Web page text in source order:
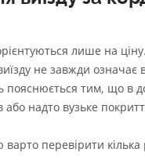
лише на
не завжди означає
пояснюється тим, що в
або надто вузьке
варто перевірити